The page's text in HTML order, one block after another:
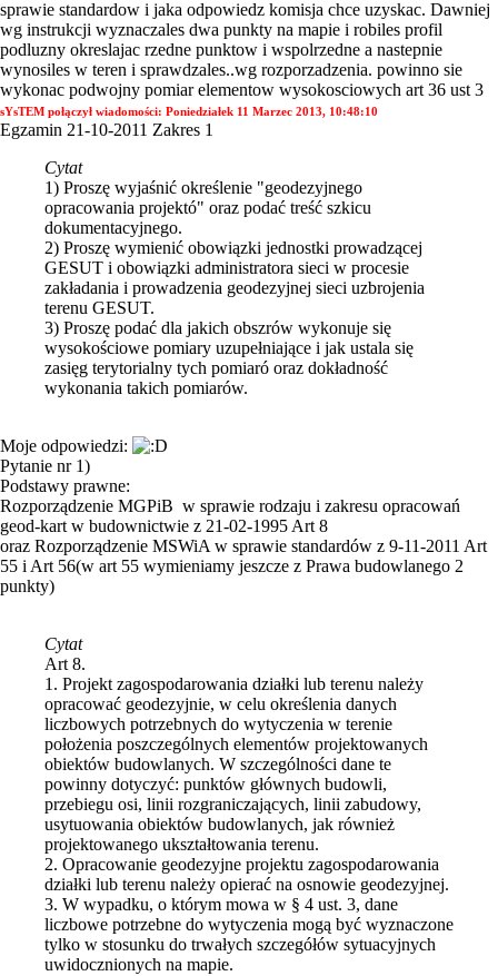
sprawie standardow i jaka odpowiedz komisja chce uzyskac. Dawniej
wg instrukcji wyznaczales dwa punkty na mapie i robiles profil
podluzny okreslajac rzedne punktow i wspolrzedne a nastepnie
wynosiles w teren i sprawdzales..wg rozporzadzenia. powinno sie
wykonac podwojny pomiar elementow wysokosciowych art 36 ust 3
sYsTEM połączył wiadomości: Poniedziałek 11 Marzec 2013, 10:48:10
Egzamin 21-10-2011 Zakres 1
Cytat
1) Proszę wyjaśnić określenie "geodezyjnego
opracowania projektó" oraz podać treść szkicu
dokumentacyjnego.
2) Proszę wymienić obowiązki jednostki prowadzącej
GESUT i obowiązki administratora sieci w procesie
zakładania i prowadzenia geodezyjnej sieci uzbrojenia
terenu GESUT.
3) Proszę podać dla jakich obszrów wykonuje się
wysokościowe pomiary uzupełniające i jak ustala się
zasięg terytorialny tych pomiaró oraz dokładność
wykonania takich pomiarów.
Moje odpowiedzi:
Pytanie nr 1)
Podstawy prawne:
Rozporządzenie MGPiB w sprawie rodzaju i zakresu opracowań
geod-kart w budownictwie z 21-02-1995 Art 8
oraz Rozporządzenie MSWiA w sprawie standardów z 9-11-2011 Art
55 i Art 56(w art 55 wymieniamy jeszcze z Prawa budowlanego 2
punkty)
Cytat
Art 8.
1. Projekt zagospodarowania działki lub terenu należy
opracować geodezyjnie, w celu określenia danych
liczbowych potrzebnych do wytyczenia w terenie
położenia poszczególnych elementów projektowanych
obiektów budowlanych. W szczególności dane te
powinny dotyczyć: punktów głównych budowli,
przebiegu osi, linii rozgraniczających, linii zabudowy,
usytuowania obiektów budowlanych, jak również
projektowanego ukształtowania terenu.
2. Opracowanie geodezyjne projektu zagospodarowania
działki lub terenu należy opierać na osnowie geodezyjnej.
3. W wypadku, o którym mowa w § 4 ust. 3, dane
liczbowe potrzebne do wytyczenia mogą być wyznaczone
tylko w stosunku do trwałych szczegółów sytuacyjnych
uwidocznionych na mapie.